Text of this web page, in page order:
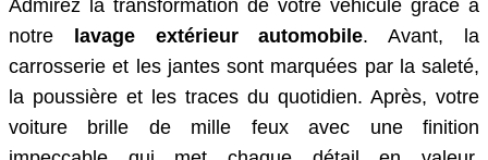
Admirez la transformation de votre véhicule grâce à
notre lavage extérieur automobile. Avant, la
carrosserie et les jantes sont marquées par la saleté,
la poussière et les traces du quotidien. Après, votre
voiture brille de mille feux avec une finition